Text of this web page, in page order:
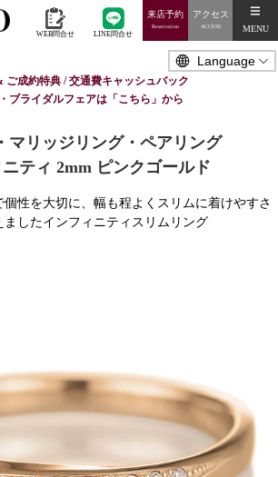
WEB問合せ LINE問合せ
来店予約
Reservation
アクセス
ACCESS MENU
ご成約特典 / 交通費キャッシュバック
ブライダルフェアは「こちら」から
マリッジリング・ペアリング
ティ 2mm ピンクゴールド
性を大切に、幅も程よくスリムに着けやすさ
ましたインフィニティスリムリング